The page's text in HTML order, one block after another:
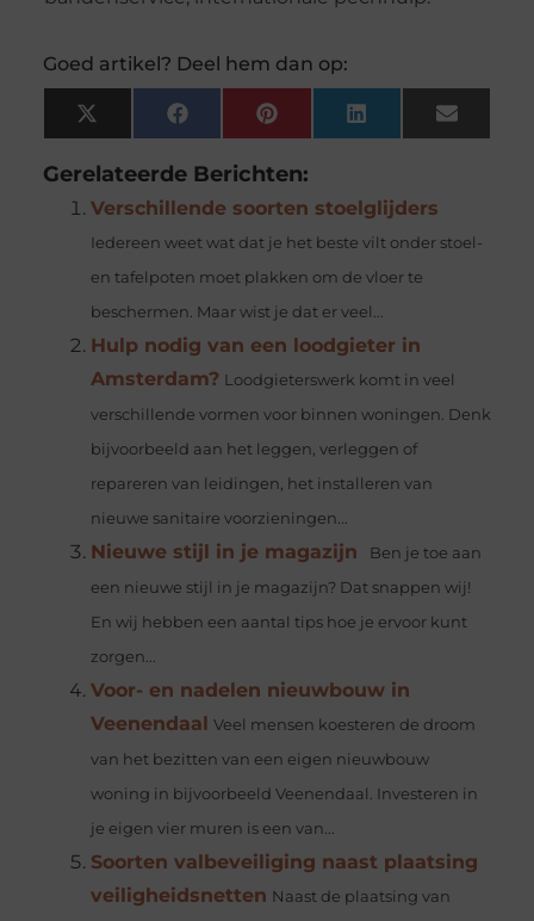
Goed artikel? Deel hem dan op:
X
(Twitter)
FacebookPinterest LinkedIn Email
Gerelateerde Berichten:
Verschillende soorten stoelglijders
Iedereen weet wat dat je het beste vilt onder stoel-
en tafelpoten moet plakken om de vloer te
beschermen. Maar wist je dat er veel...
Hulp nodig van een loodgieter in
Amsterdam? Loodgieterswerk komt in veel
verschillende vormen voor binnen woningen. Denk
bijvoorbeeld aan het leggen, verleggen of
repareren van leidingen, het installeren van
nieuwe sanitaire voorzieningen...
Nieuwe stijl in je magazijn
Ben je toe aan
een nieuwe stijl in je magazijn? Dat snappen wij!
En wij hebben een aantal tips hoe je ervoor kunt
zorgen...
Voor- en nadelen nieuwbouw in
Veenendaal Veel mensen koesteren de droom
van het bezitten van een eigen nieuwbouw
woning in bijvoorbeeld Veenendaal. Investeren in
je eigen vier muren is een van...
Soorten valbeveiliging naast plaatsing
veiligheidsnetten Naast de plaatsing van